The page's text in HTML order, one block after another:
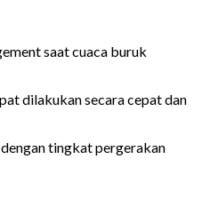
saat cuaca buruk
dilakukan secara cepat dan
tingkat pergerakan